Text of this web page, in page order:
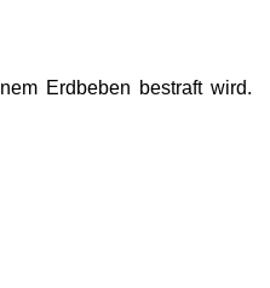
Erdbeben bestraft wird.